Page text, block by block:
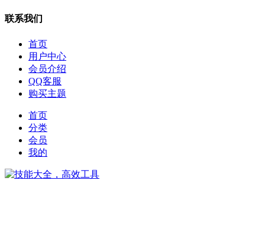
联系我们
首页
用户中心
会员介绍
QQ客服
购买主题
首页
分类
会员
我的